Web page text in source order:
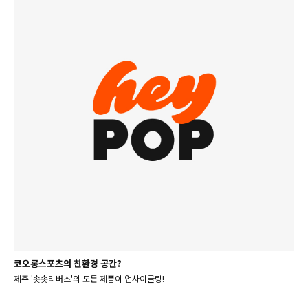
코오롱스포츠의 친환경 공간?
제주 '솟솟리버스'의 모든 제품이 업사이클링!